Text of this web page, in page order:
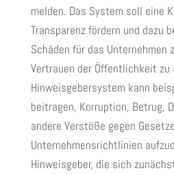
melden. Das System soll eine
Transparenz fördern und dazu
Schäden für das Unternehmen
Vertrauen der Öffentlichkeit zu
Hinweisgebersystem kann
beitragen, Korruption, Betrug,
andere Verstöße gegen
Unternehmensrichtlinien
Hinweisgeber, die sich